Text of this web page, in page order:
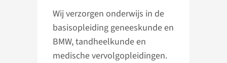
Wij verzorgen onderwijs in de
basisopleiding geneeskunde en
BMW, tandheelkunde en
medische vervolgopleidingen.